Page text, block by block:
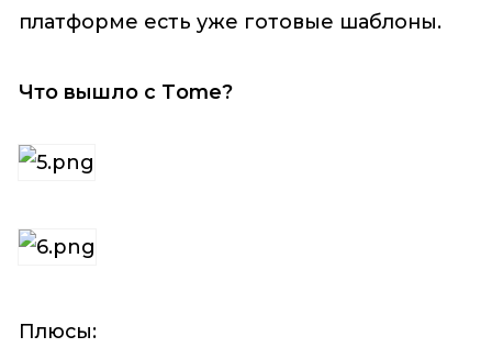
платформе есть уже готовые шаблоны.
Что вышло с Tome?
Плюсы: